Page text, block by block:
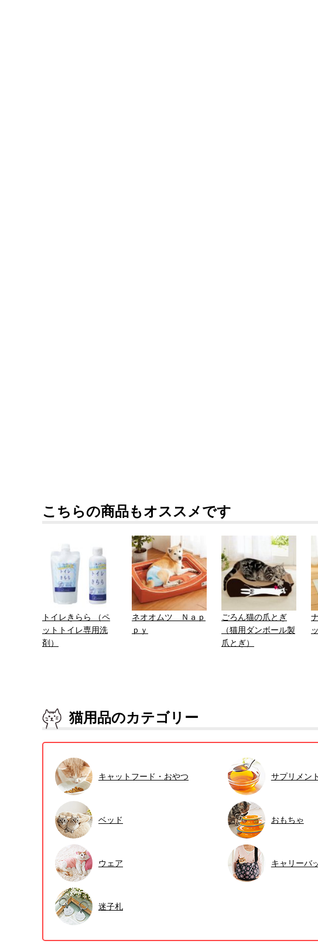
こちらの商品もオススメです
トイレきらら （ペ
ットトイレ専用洗
剤）
ネオオムツ Ｎａｐ
ｐｙ
ごろん猫の爪とぎ
（猫用ダンボール製
爪とぎ）
猫用品のカテゴリー
キャットフード・おやつ サプリメント
ベッド おもちゃ
ウェア キャリーバ
迷子札